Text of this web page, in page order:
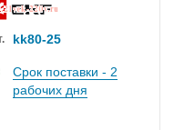
kk80-25
Срок поставки - 2
рабочих дня